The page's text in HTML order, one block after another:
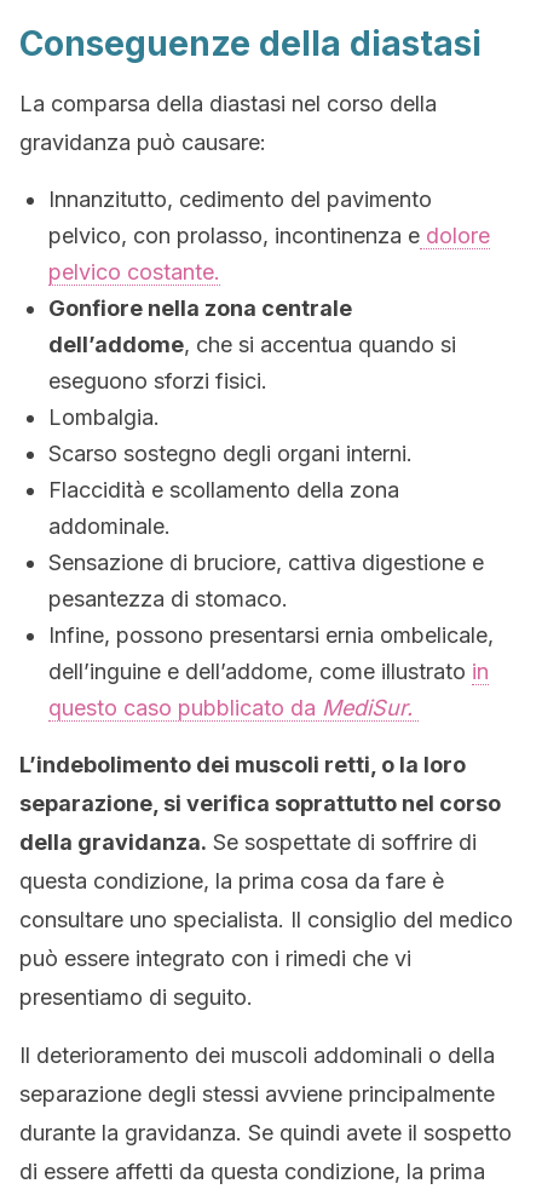
Conseguenze della diastasi
La comparsa della diastasi nel corso della
gravidanza può causare:
Innanzitutto, cedimento del pavimento
pelvico, con prolasso, incontinenza e dolore
pelvico costante.
Gonfiore nella zona centrale
dell’addome, che si accentua quando si
eseguono sforzi fisici.
Lombalgia.
Scarso sostegno degli organi interni.
Flaccidità e scollamento della zona
addominale.
Sensazione di bruciore, cattiva digestione e
pesantezza di stomaco.
Infine, possono presentarsi ernia ombelicale,
dell’inguine e dell’addome, come illustrato in
questo caso pubblicato da MediSur.
L’indebolimento dei muscoli retti, o la loro
separazione, si verifica soprattutto nel corso
della gravidanza. Se sospettate di soffrire di
questa condizione, la prima cosa da fare è
consultare uno specialista. Il consiglio del medico
può essere integrato con i rimedi che vi
presentiamo di seguito.
Il deterioramento dei muscoli addominali o della
separazione degli stessi avviene principalmente
durante la gravidanza. Se quindi avete il sospetto
di essere affetti da questa condizione, la prima